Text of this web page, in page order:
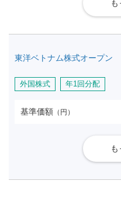
も
東洋ベトナム株式オープン
外国株式 年1回分配
基準価額 （円）
も